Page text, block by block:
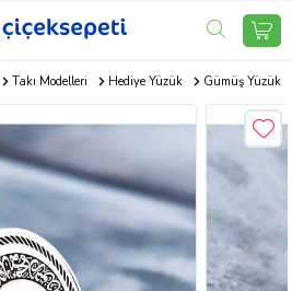
Takı Modelleri Hediye Yüzük Gümüş Yüzük